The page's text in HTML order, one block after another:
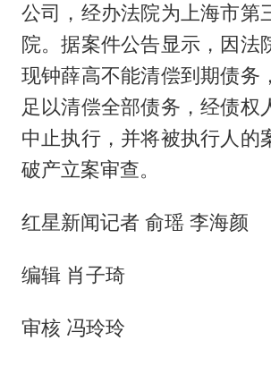
公司，经办法院为上海市第
院。据案件公告显示，因法
现钟薛高不能清偿到期债务
足以清偿全部债务，经债权
中止执行，并将被执行人的
破产立案审查。
红星新闻记者 俞瑶 李海颜
编辑 肖子琦
审核 冯玲玲